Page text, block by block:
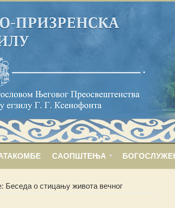
САОПШТЕЊА
Беседа о стицању живота вечног